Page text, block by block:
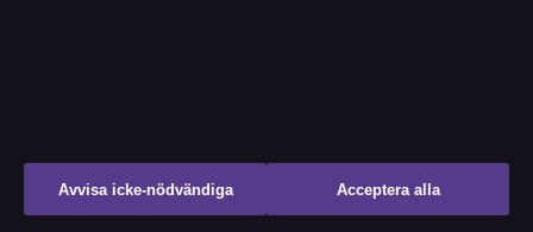
Bakom kulisserna
Branschnyheter
Avvisa icke-nödvändiga Acceptera alla